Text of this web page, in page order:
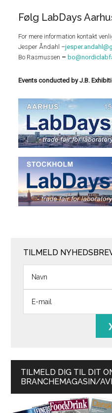
Følg LabDays
For mere information kontakt
Jesper Åndahl –
Bo Rasmussen –
Events conducted by J.B.
TILMELD
TILMELD DIG TIL DIT
BRANCHEMAGASIN/